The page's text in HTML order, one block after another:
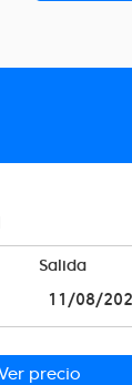
Salida
precio